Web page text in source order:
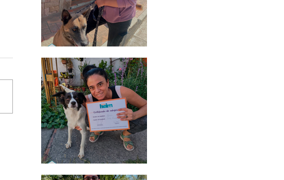
Morris
Noa